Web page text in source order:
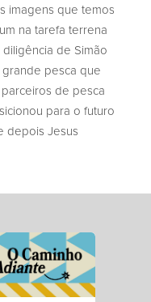
imagens que temos
na tarefa terrena
de Simão
pesca que
de pesca
para o futuro
depois Jesus